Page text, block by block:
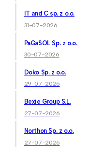
IT and C sp. z o.o.
31-07-2026
PaGaSOL Sp. z o.o.
30-07-2026
Doko Sp. z o.o.
29-07-2026
Bexie Group S.L.
27-07-2026
Northon Sp. z o.o.
27-07-2026